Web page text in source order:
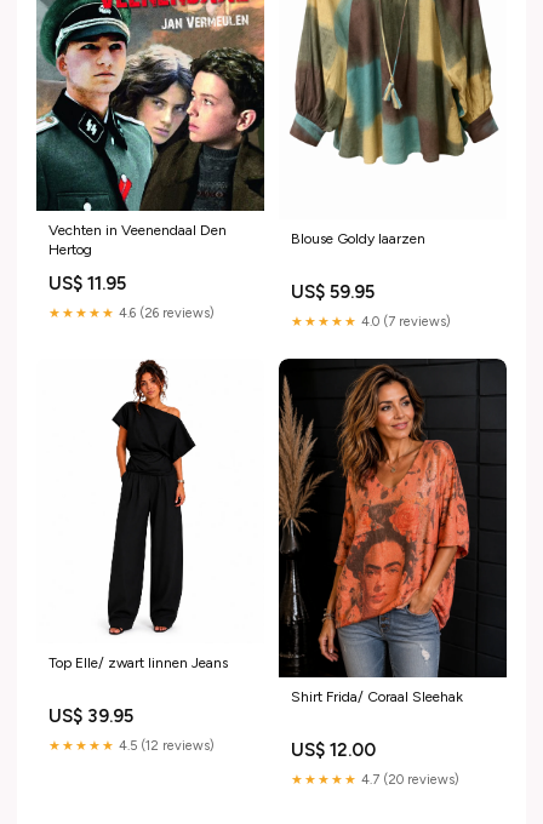
Vechten in Veenendaal Den
Hertog
US$ 11.95
★★★★★ 4.6 (26 reviews)
Blouse Goldy laarzen
US$ 59.95
★★★★★ 4.0 (7 reviews)
Top Elle/ zwart linnen Jeans
US$ 39.95
★★★★★ 4.5 (12 reviews)
Shirt Frida/ Coraal Sleehak
US$ 12.00
★★★★★ 4.7 (20 reviews)